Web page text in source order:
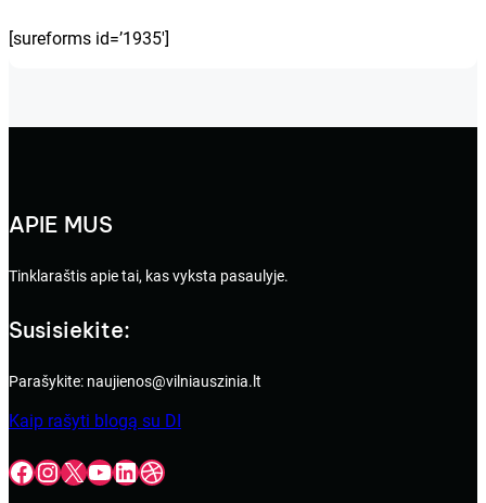
[sureforms id=’1935′]
APIE MUS
Tinklaraštis apie tai, kas vyksta pasaulyje.
Susisiekite:
Parašykite: naujienos@vilniauszinia.lt
Kaip rašyti blogą su DI
Facebook InstagramX YouTube LinkedIn Dribbble